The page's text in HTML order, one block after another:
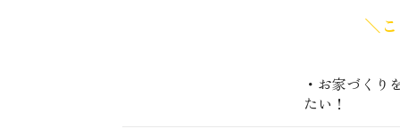
＼
・お家づくり
たい！